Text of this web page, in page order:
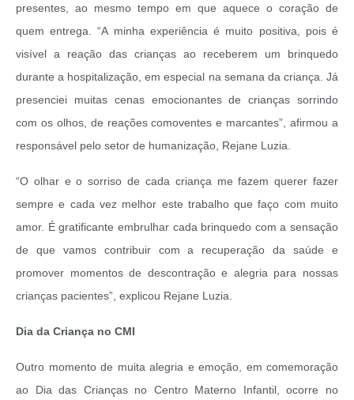
presentes, ao mesmo tempo em que aquece o coração de
quem entrega. “A minha experiência é muito positiva, pois é
visível a reação das crianças ao receberem um brinquedo
durante a hospitalização, em especial na semana da criança. Já
presenciei muitas cenas emocionantes de crianças sorrindo
com os olhos, de reações comoventes e marcantes”, afirmou a
responsável pelo setor de humanização, Rejane Luzia.
“O olhar e o sorriso de cada criança me fazem querer fazer
sempre e cada vez melhor este trabalho que faço com muito
amor. É gratificante embrulhar cada brinquedo com a sensação
de que vamos contribuir com a recuperação da saúde e
promover momentos de descontração e alegria para nossas
crianças pacientes”, explicou Rejane Luzia.
Dia da Criança no CMI
Outro momento de muita alegria e emoção, em comemoração
ao Dia das Crianças no Centro Materno Infantil, ocorre no